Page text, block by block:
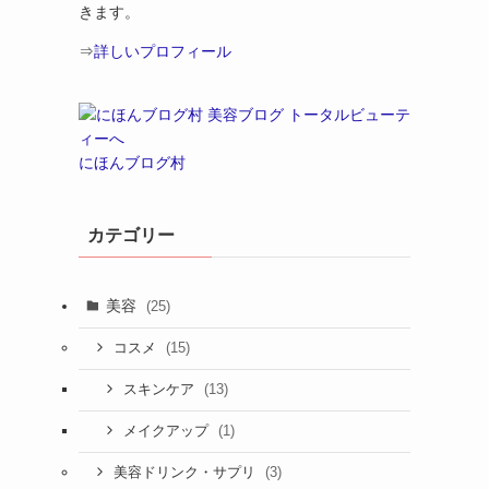
きます。
⇒詳しいプロフィール
にほんブログ村
カテゴリー
美容 (25)
コスメ (15)
スキンケア (13)
メイクアップ (1)
美容ドリンク・サプリ (3)